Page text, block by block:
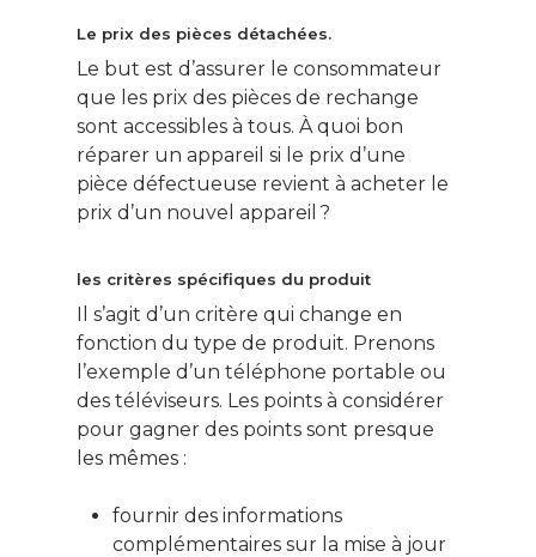
Le prix des pièces détachées.
Le but est d’assurer le consommateur
que les prix des pièces de rechange
sont accessibles à tous. À quoi bon
réparer un appareil si le prix d’une
pièce défectueuse revient à acheter le
prix d’un nouvel appareil ?
les critères spécifiques du produit
Il s’agit d’un critère qui change en
fonction du type de produit. Prenons
l’exemple d’un téléphone portable ou
des téléviseurs. Les points à considérer
pour gagner des points sont presque
les mêmes :
fournir des informations
complémentaires sur la mise à jour